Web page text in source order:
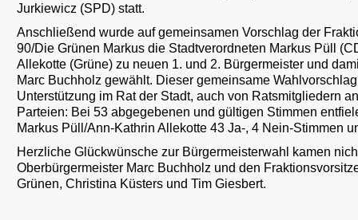
Jurkiewicz (SPD) statt.
Anschließend wurde auf gemeinsamen Vorschlag der
90/Die Grünen Markus die Stadtverordneten Markus Püll
Allekotte (Grüne) zu neuen 1. und 2. Bürgermeister und
Marc Buchholz gewählt. Dieser gemeinsame
Unterstützung im Rat der Stadt, auch von Ratsmitgliedern
Parteien: Bei 53 abgegebenen und gültigen Stimmen
Markus Püll/Ann-Kathrin Allekotte 43 Ja-, 4 Nein-Stimmen
Herzliche Glückwünsche zur Bürgermeisterwahl kamen
Oberbürgermeister Marc Buchholz und den
Grünen, Christina Küsters und Tim Giesbert.